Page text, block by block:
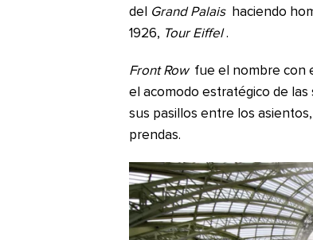
del
Grand Palais
haciendo
1926, Tour Eiffel .
Front Row fue el nombre con
el acomodo estratégico de las
sus pasillos entre los
prendas.